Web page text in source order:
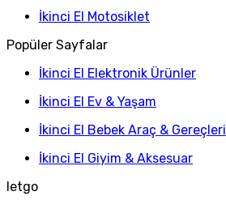
İkinci El Motosiklet
Popüler Sayfalar
İkinci El Elektronik Ürünler
İkinci El Ev & Yaşam
İkinci El Bebek Araç & Gereçleri
İkinci El Giyim & Aksesuar
letgo